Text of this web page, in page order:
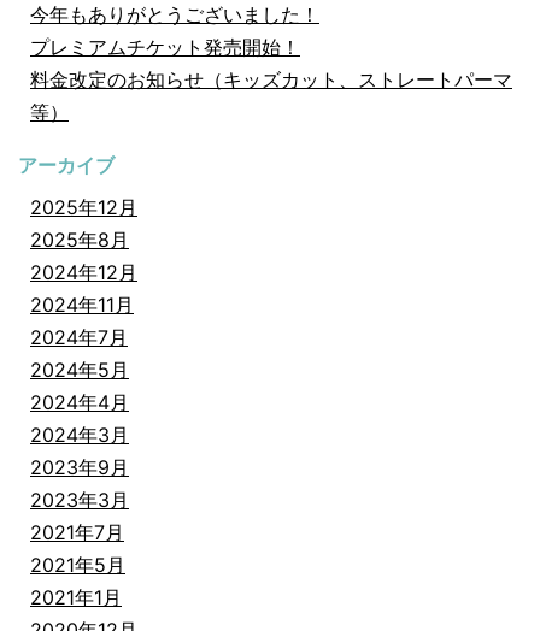
今年もありがとうございました！
プレミアムチケット発売開始！
料金改定のお知らせ（キッズカット、ストレートパーマ
等）
アーカイブ
2025年12月
2025年8月
2024年12月
2024年11月
2024年7月
2024年5月
2024年4月
2024年3月
2023年9月
2023年3月
2021年7月
2021年5月
2021年1月